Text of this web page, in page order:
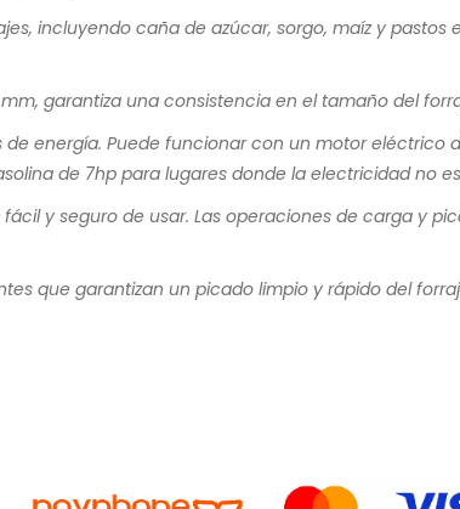
incluyendo caña de azúcar, sorgo, maíz y
garantiza una consistencia en el tamaño del
de energía. Puede funcionar con un motor
de 7hp para lugares donde la electricidad no
y seguro de usar. Las operaciones de carga y
que garantizan un picado limpio y rápido del